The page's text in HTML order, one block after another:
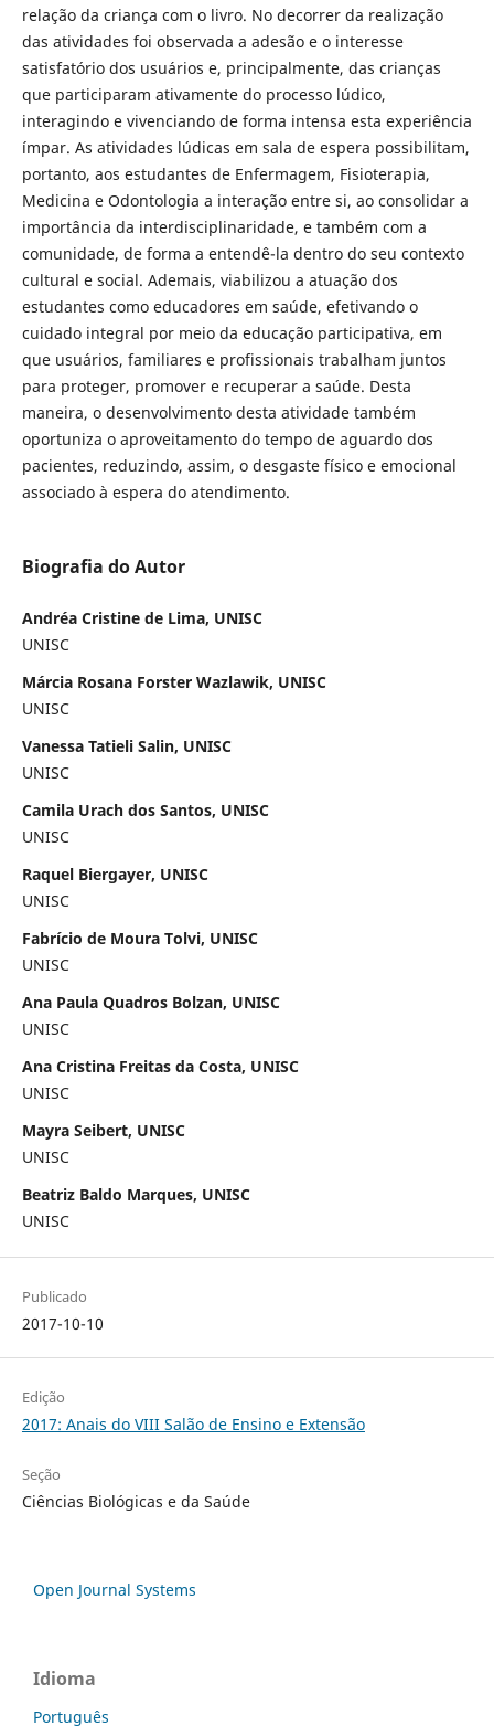
relação da criança com o livro. No decorrer da realização
das atividades foi observada a adesão e o interesse
satisfatório dos usuários e, principalmente, das crianças
que participaram ativamente do processo lúdico,
interagindo e vivenciando de forma intensa esta experiência
ímpar. As atividades lúdicas em sala de espera possibilitam,
portanto, aos estudantes de Enfermagem, Fisioterapia,
Medicina e Odontologia a interação entre si, ao consolidar a
importância da interdisciplinaridade, e também com a
comunidade, de forma a entendê-la dentro do seu contexto
cultural e social. Ademais, viabilizou a atuação dos
estudantes como educadores em saúde, efetivando o
cuidado integral por meio da educação participativa, em
que usuários, familiares e profissionais trabalham juntos
para proteger, promover e recuperar a saúde. Desta
maneira, o desenvolvimento desta atividade também
oportuniza o aproveitamento do tempo de aguardo dos
pacientes, reduzindo, assim, o desgaste físico e emocional
associado à espera do atendimento.
Biografia do Autor
Andréa Cristine de Lima, UNISC
UNISC
Márcia Rosana Forster Wazlawik, UNISC
UNISC
Vanessa Tatieli Salin, UNISC
UNISC
Camila Urach dos Santos, UNISC
UNISC
Raquel Biergayer, UNISC
UNISC
Fabrício de Moura Tolvi, UNISC
UNISC
Ana Paula Quadros Bolzan, UNISC
UNISC
Ana Cristina Freitas da Costa, UNISC
UNISC
Mayra Seibert, UNISC
UNISC
Beatriz Baldo Marques, UNISC
UNISC
Publicado
2017-10-10
Edição
2017: Anais do VIII Salão de Ensino e Extensão
Seção
Ciências Biológicas e da Saúde
Open Journal Systems
Idioma
Português